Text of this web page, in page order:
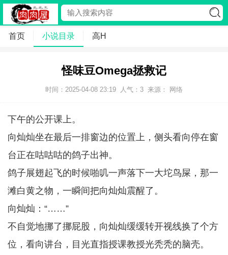
首页 小说目录 高H
怪味豆Omega拯救记
时间：2025-04-08 23:19 人气： 3 来源： 网络
下午的公开课上。
向灿灿坐在最后一排窗边的位置上，侧头看向停在窗
台正在咕咕咕的鸽子出神。
鸽子展翅起飞的时候啪叽一声落下一大坨鸟屎，那一
滩白黄之物，一瞬间把向灿灿震醒了。
向灿灿：“……”
不自觉地挪了挪屁股，向灿灿缓缓转开视线换了个方
位，看向讲台，目光直指授课教授光秃秃的脑壳。